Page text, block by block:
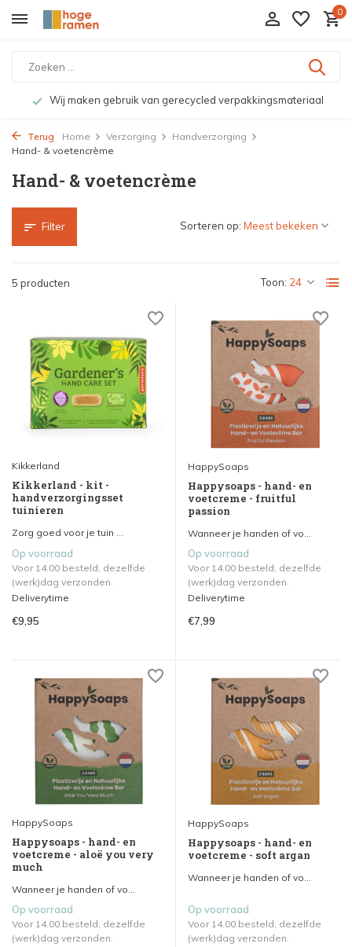
0
Wij maken gebruik van gerecycled verpakkingsmateriaal
Terug Home Verzorging
Handverzorging
Hand- & voetencrème
Hand- & voetencrème
Filter
5 producten Toon:
Sorteren op:
Kikkerland
Kikkerland - kit -
handverzorgingsset
tuinieren
Zorg goed voor je tuin ...
Op voorraad
Voor 14.00 besteld, dezelfde
(werk)dag verzonden.
Deliverytime
€9,95
HappySoaps
Happysoaps - hand- en
voetcreme - fruitful
passion
Wanneer je handen of vo...
Op voorraad
Voor 14.00 besteld, dezelfde
(werk)dag verzonden.
Deliverytime
€7,99
HappySoaps
Happysoaps - hand- en
voetcreme - aloë you very
much
Wanneer je handen of vo...
Op voorraad
Voor 14.00 besteld, dezelfde
(werk)dag verzonden.
HappySoaps
Happysoaps - hand- en
voetcreme - soft argan
Wanneer je handen of vo...
Op voorraad
Voor 14.00 besteld, dezelfde
(werk)dag verzonden.